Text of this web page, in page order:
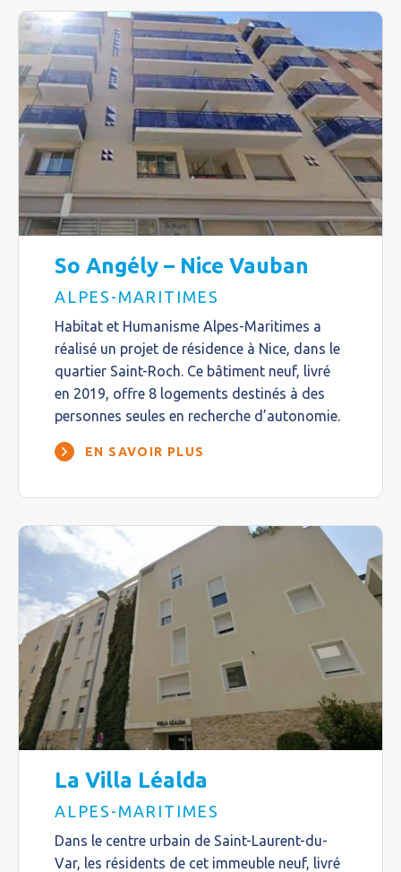
So Angély – Nice Vauban
ALPES-MARITIMES
Habitat et Humanisme Alpes-Maritimes a
réalisé un projet de résidence à Nice, dans le
quartier Saint-Roch. Ce bâtiment neuf, livré
en 2019, offre 8 logements destinés à des
personnes seules en recherche d’autonomie.
EN SAVOIR PLUS
La Villa Léalda
ALPES-MARITIMES
Dans le centre urbain de Saint-Laurent-du-
Var, les résidents de cet immeuble neuf, livré